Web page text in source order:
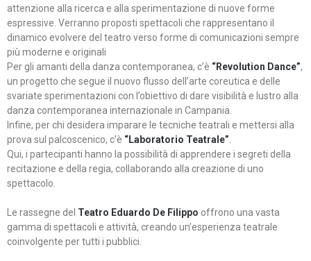
attenzione alla ricerca e alla sperimentazione di nuove forme
espressive. Verranno proposti spettacoli che rappresentano il
dinamico evolvere del teatro verso forme di comunicazioni sempre
più moderne e originali
Per gli amanti della danza contemporanea, c’è “Revolution Dance”,
un progetto che segue il nuovo flusso dell’arte coreutica e delle
svariate sperimentazioni con l’obiettivo di dare visibilità e lustro alla
danza contemporanea internazionale in Campania.
Infine, per chi desidera imparare le tecniche teatrali e mettersi alla
prova sul palcoscenico, c’è “Laboratorio Teatrale”
Qui, i partecipanti hanno la possibilità di apprendere i segreti della
recitazione e della regia, collaborando alla creazione di uno
spettacolo.
Le rassegne del Teatro Eduardo De Filippo offrono una vasta
gamma di spettacoli e attività, creando un’esperienza teatrale
coinvolgente per tutti i pubblici.